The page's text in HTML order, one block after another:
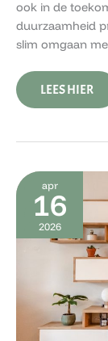
ook in de
duurzaamheid
slim omgaan
LEES HIER
apr
16
2026
BETEKENT
VOOR
JOU?
ZO
ONTDEK
EIGEN
ANTWOORD